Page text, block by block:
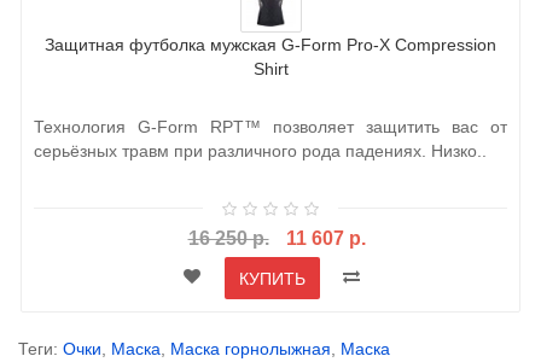
Защитная футболка мужская G-Form Pro-X Compression
Shirt
Технология G-Form RPT™ позволяет защитить вас от
серьёзных травм при различного рода падениях. Низко..
16 250 р. 11 607 р.
КУПИТЬ
Теги: Очки, Маска, Маска горнолыжная, Маска